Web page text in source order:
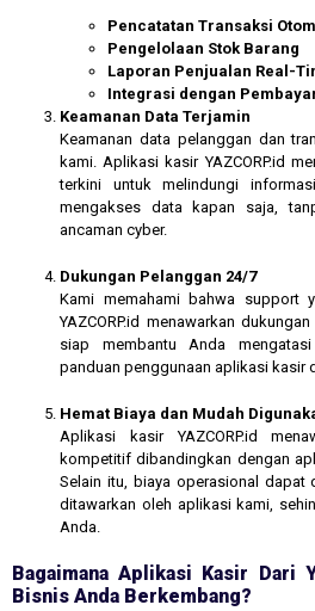
Pencatatan Transaksi
Pengelolaan Stok Barang
Laporan Penjualan Real-
Integrasi dengan
Keamanan Data Terjamin
Keamanan data pelanggan dan
kami. Aplikasi kasir YAZCORP.id
terkini untuk melindungi
mengakses data kapan saja,
ancaman cyber.
Dukungan Pelanggan 24/7
Kami memahami bahwa support
YAZCORP.id menawarkan
siap membantu Anda
panduan penggunaan aplikasi kasir
Hemat Biaya dan Mudah
Aplikasi kasir YAZCORP.id
kompetitif dibandingkan dengan
Selain itu, biaya operasional dapat
ditawarkan oleh aplikasi kami,
Anda.
Bagaimana Aplikasi Kasir Dari
Bisnis Anda Berkembang?